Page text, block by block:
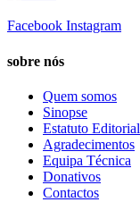
Facebook Instagram
sobre nós
Quem somos
Sinopse
Estatuto Editorial
Agradecimentos
Equipa Técnica
Donativos
Contactos